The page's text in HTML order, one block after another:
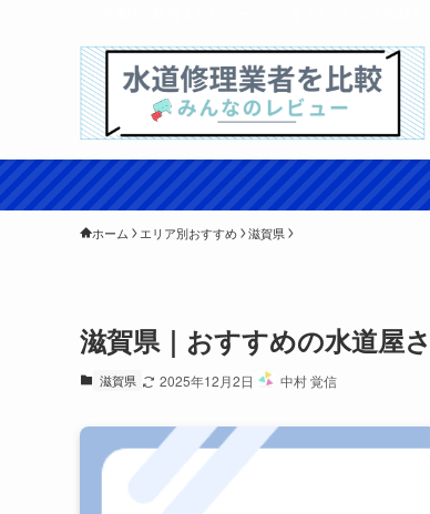
ホーム エリア別おすすめ 滋賀県
滋賀県｜おすすめの水道屋
滋賀県 2025年12月2日 中村 覚信